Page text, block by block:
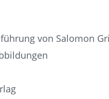
von Salomon